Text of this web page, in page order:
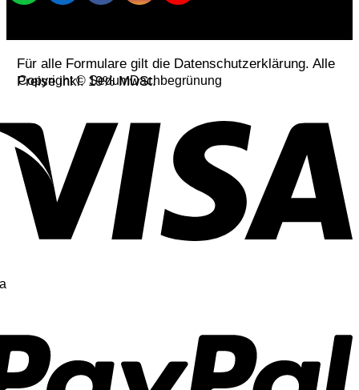
Für alle Formulare gilt die Datenschutzerklärung. Alle
Preise inkl. 19% MwSt.
Copyright © SedumDachbegrünung